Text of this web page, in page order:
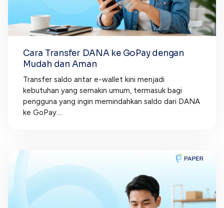
Cara Transfer DANA ke GoPay dengan
Mudah dan Aman
Transfer saldo antar e-wallet kini menjadi
kebutuhan yang semakin umum, termasuk bagi
pengguna yang ingin memindahkan saldo dari DANA
ke GoPay....